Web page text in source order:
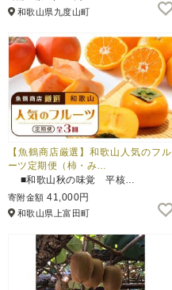
和歌山県九度山町
【魚鶴商店厳選】和歌山人気のフル
ーツ定期便（柿・み…
■和歌山秋の味覚 平核…
寄附金額 41,000円
和歌山県上富田町